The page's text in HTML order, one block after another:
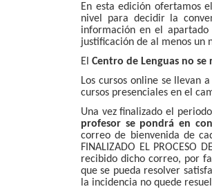
En esta edición ofertamos el
nivel para decidir la
información en el apartado
justificación de al menos un
El Centro de Lenguas no
Los cursos online se llevan
cursos presenciales en el
Una vez finalizado el
profesor se pondrá en
correo de bienvenida de
FINALIZADO EL PROCESO
recibido dicho correo, por
que se pueda resolver
la incidencia no quede